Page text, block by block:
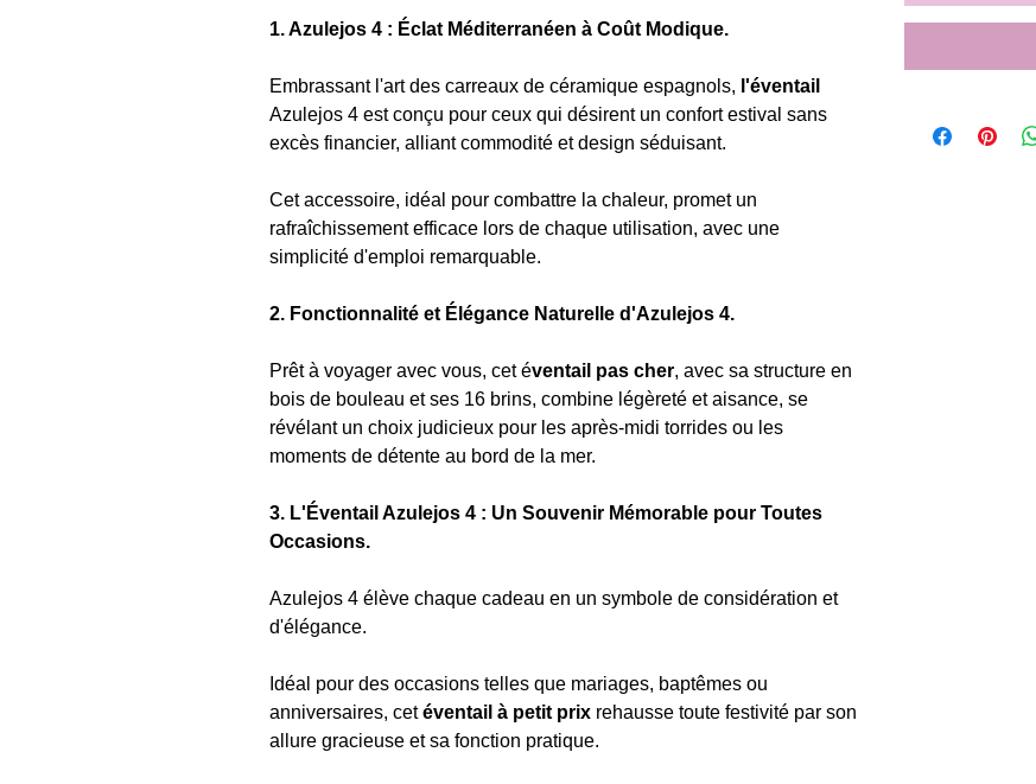
1. Azulejos 4 : Éclat Méditerranéen à Coût Modique.
Embrassant l'art des carreaux de céramique espagnols, l'éventail
Azulejos 4 est conçu pour ceux qui désirent un confort estival sans
excès financier, alliant commodité et design séduisant.
Cet accessoire, idéal pour combattre la chaleur, promet un
rafraîchissement efficace lors de chaque utilisation, avec une
simplicité d'emploi remarquable.
2. Fonctionnalité et Élégance Naturelle d'Azulejos 4.
Prêt à voyager avec vous, cet éventail pas cher, avec sa structure en
bois de bouleau et ses 16 brins, combine légèreté et aisance, se
révélant un choix judicieux pour les après-midi torrides ou les
moments de détente au bord de la mer.
3. L'Éventail Azulejos 4 : Un Souvenir Mémorable pour Toutes
Occasions.
Azulejos 4 élève chaque cadeau en un symbole de considération et
d'élégance.
Idéal pour des occasions telles que mariages, baptêmes ou
anniversaires, cetéventail à petit prix rehausse toute festivité par son
allure gracieuse et sa fonction pratique.